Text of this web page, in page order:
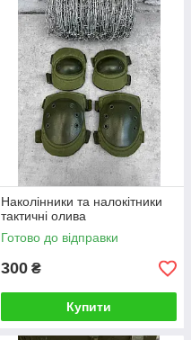
Наколінники та налокітники
тактичні олива
Готово до відправки
300 ₴
Купити